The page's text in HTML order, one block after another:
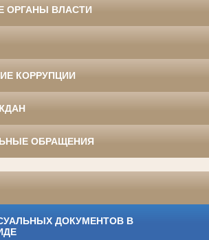
ОРГАНЫ ВЛАСТИ
КОРРУПЦИИ
ОБРАЩЕНИЯ
ДОКУМЕНТОВ В